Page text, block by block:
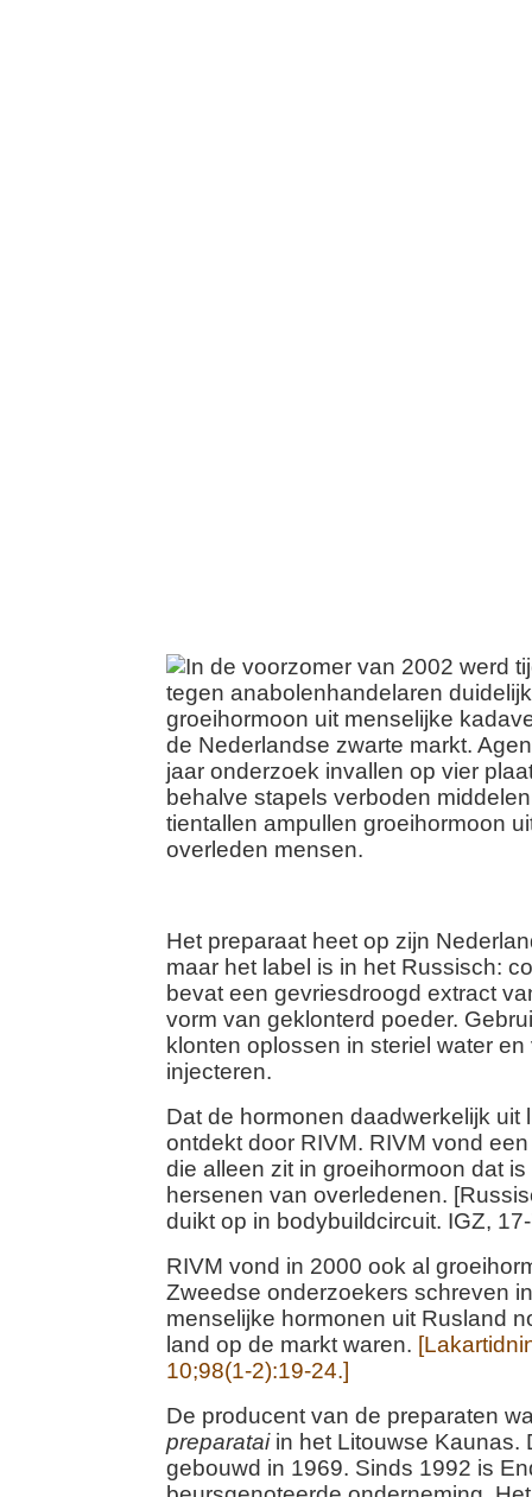
Het preparaat heet op zijn
maar het label is in het Russisch:
bevat een gevriesdroogd extract
vorm van geklonterd poeder.
klonten oplossen in steriel water
injecteren.
Dat de hormonen daadwerkelijk uit
ontdekt door RIVM. RIVM vond
die alleen zit in groeihormoon dat
hersenen van overledenen.
duikt op in bodybuildcircuit. IGZ,
RIVM vond in 2000 ook al
Zweedse onderzoekers schreven
menselijke hormonen uit Rusland
land op de markt waren.
10;98(1-2):19-24.]
De producent van de preparaten
preparataiin het Litouwse Kaunas.
gebouwd in 1969. Sinds 1992 is